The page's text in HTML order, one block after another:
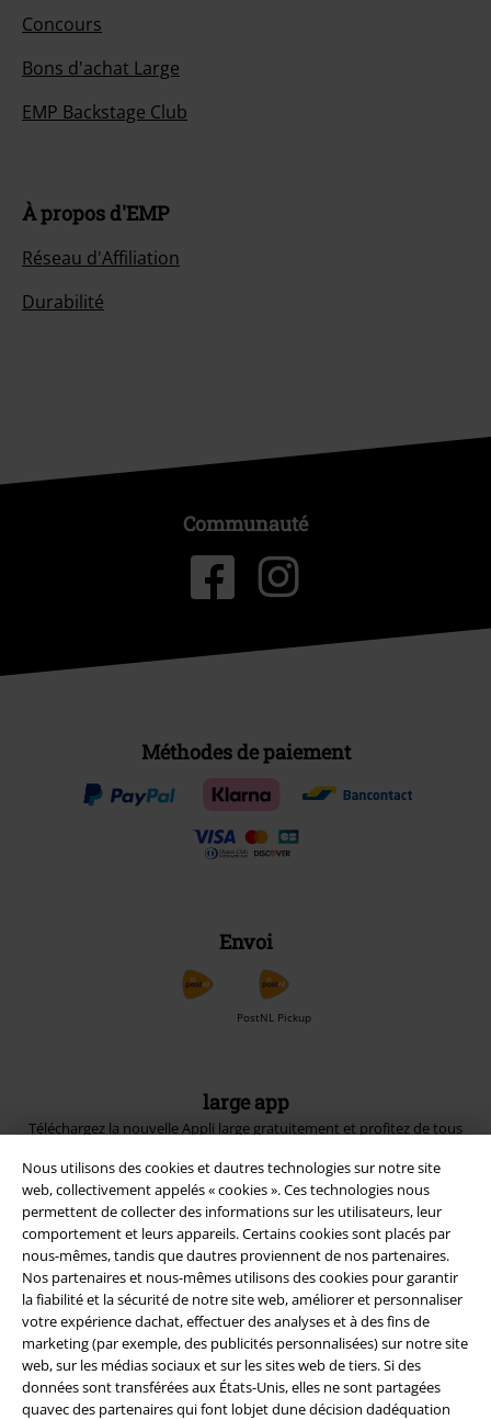
Nous utilisons des cookies et dautres technologies sur notre site
web, collectivement appelés « cookies ». Ces technologies nous
permettent de collecter des informations sur les utilisateurs, leur
comportement et leurs appareils. Certains cookies sont placés par
nous-mêmes, tandis que dautres proviennent de nos partenaires.
Nos partenaires et nous-mêmes utilisons des cookies pour garantir
la fiabilité et la sécurité de notre site web, améliorer et personnaliser
votre expérience dachat, effectuer des analyses et à des fins de
marketing (par exemple, des publicités personnalisées) sur notre site
web, sur les médias sociaux et sur les sites web de tiers. Si des
données sont transférées aux États-Unis, elles ne sont partagées
quavec des partenaires qui font lobjet dune décision dadéquation
Concours
Bons d'achat Large
EMP Backstage Club
À propos d'EMP
Réseau d'Affiliation
Durabilité
Communauté
Méthodes de paiement
Envoi
PostNL Pickup
large app
Téléchargez la nouvelle Appli large gratuitement et profitez de tous
A Warner Music Group Company